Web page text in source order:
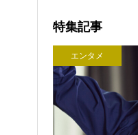
特集記事
エンタメ